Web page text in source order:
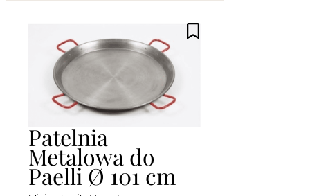
Patelnia
Metalowa do
Paelli Ø 101 cm